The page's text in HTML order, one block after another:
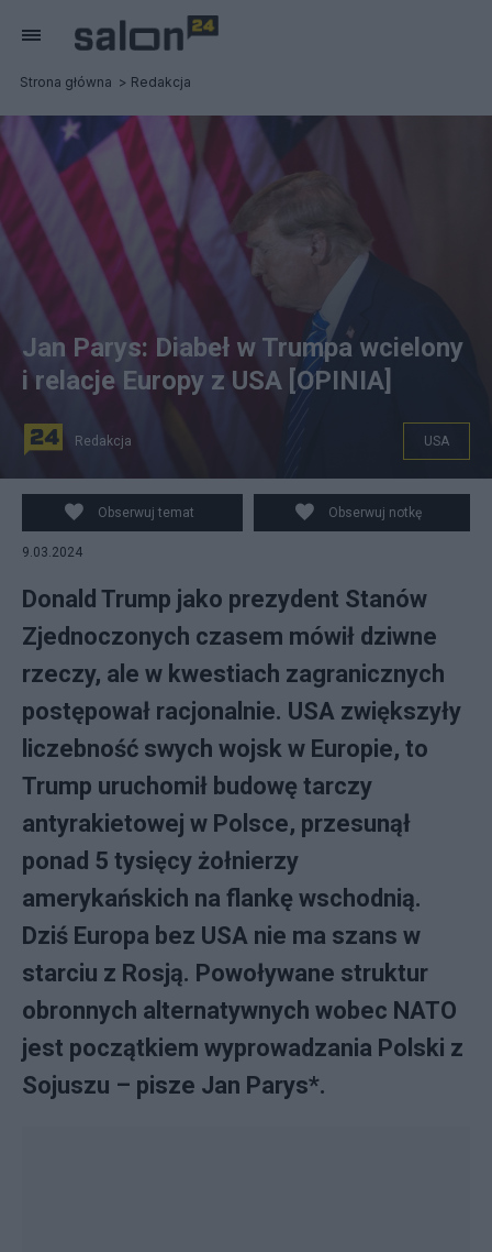
Strona główna Redakcja
Donald Trump. Fot. PAP/EPA/CRISTOBAL HERRERA-
ULASHKEVICH
Jan Parys: Diabeł w Trumpa wcielony
i relacje Europy z USA [OPINIA]
Redakcja USA
Obserwuj temat Obserwuj notkę
9.03.2024
Donald Trump jako prezydent Stanów
Zjednoczonych czasem mówił dziwne
rzeczy, ale w kwestiach zagranicznych
postępował racjonalnie. USA zwiększyły
liczebność swych wojsk w Europie, to
Trump uruchomił budowę tarczy
antyrakietowej w Polsce, przesunął
ponad 5 tysięcy żołnierzy
amerykańskich na flankę wschodnią.
Dziś Europa bez USA nie ma szans w
starciu z Rosją. Powoływane struktur
obronnych alternatywnych wobec NATO
jest początkiem wyprowadzania Polski z
Sojuszu – pisze Jan Parys*.